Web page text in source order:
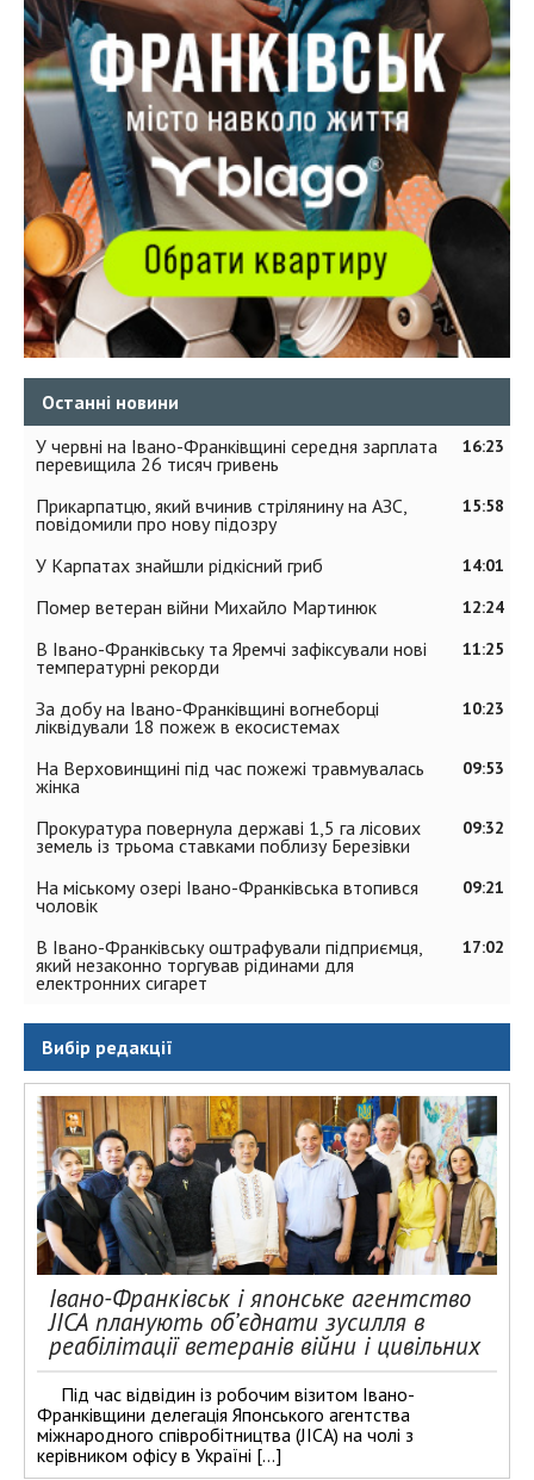
Останні новини
16:23
У червні на Івано-Франківщині середня зарплата
перевищила 26 тисяч гривень
15:58
Прикарпатцю, який вчинив стрілянину на АЗС,
повідомили про нову підозру
14:01
У Карпатах знайшли рідкісний гриб
12:24
Помер ветеран війни Михайло Мартинюк
11:25
В Івано-Франківську та Яремчі зафіксували нові
температурні рекорди
10:23
За добу на Івано-Франківщині вогнеборці
ліквідували 18 пожеж в екосистемах
09:53
На Верховинщині під час пожежі травмувалась
жінка
09:32
Прокуратура повернула державі 1,5 га лісових
земель із трьома ставками поблизу Березівки
09:21
На міському озері Івано-Франківська втопився
чоловік
17:02
В Івано-Франківську оштрафували підприємця,
який незаконно торгував рідинами для
електронних сигарет
Вибір редакції
Івано-Франківськ і японське агентство
JICA планують об’єднати зусилля в
реабілітації ветеранів війни і цивільних
Під час відвідин із робочим візитом Івано-
Франківщини делегація Японського агентства
міжнародного співробітництва (JICA) на чолі з
керівником офісу в Україні […]